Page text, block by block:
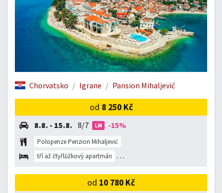
Chorvatsko Igrane Pansion Mihaljević
od 8 250 Kč
8.8. - 15.8. 8/7 LM -15%
Polopenze Penzion Mihaljević
tří až čtyřlůžkový apartmán
tří až čtyřlůžkový pokoj
od 10 780 Kč